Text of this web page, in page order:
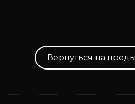
Вернуться на